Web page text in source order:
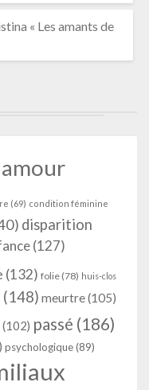
« Les amants de
amour
(69) condition féminine
disparition
(127)
(132) folie (78) huis-clos
(148) meurtre(105)
(102) passé (186)
psychologique(89)